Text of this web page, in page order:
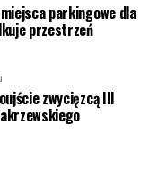
parkingowe dla
przestrzeń
zwycięzcą III